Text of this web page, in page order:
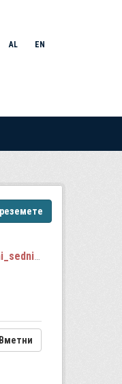
AL EN
Вметни